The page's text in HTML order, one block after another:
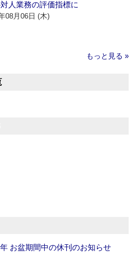
対人業務の評価指標に
08月06日 (木)
もっと見る »
お盆期間中の休刊のお知らせ